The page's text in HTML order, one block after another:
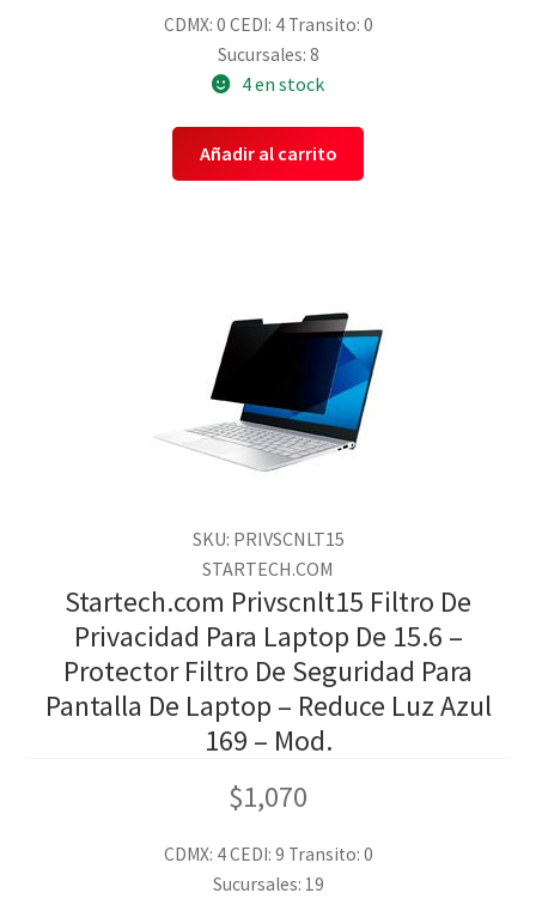
CDMX: 0 CEDI: 4 Transito: 0
Sucursales: 8
4 en stock
Añadir al carrito
SKU: PRIVSCNLT15
STARTECH.COM
Startech.com Privscnlt15 Filtro De
Privacidad Para Laptop De 15.6 –
Protector Filtro De Seguridad Para
Pantalla De Laptop – Reduce Luz Azul
169 – Mod.
$1,070
CDMX: 4CEDI: 9 Transito: 0
Sucursales: 19